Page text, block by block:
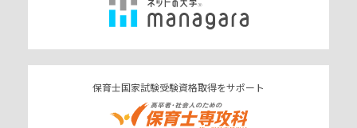
保育士国家試験受験資格取得をサポート